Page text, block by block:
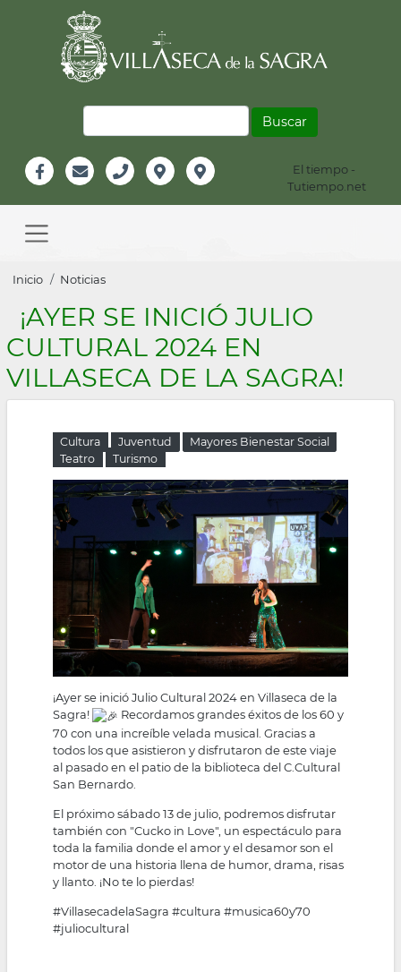
Información
Header
El tiempo -
Tutiempo.net
navigation
Sobrescribir
enlaces
de
ayuda
a
navegación
Inicio Noticias
¡AYER SE INICIÓ JULIO
CULTURAL 2024 EN
VILLASECA DE LA SAGRA!
Cultura Juventud
Mayores Bienestar Social
Teatro
Turismo
¡Ayer se inició Julio Cultural 2024 en Villaseca de la
Sagra!
Recordamos grandes éxitos de los 60 y
70 con una increíble velada musical. Gracias a
todos los que asistieron y disfrutaron de este viaje
al pasado en el patio de la biblioteca del C.Cultural
San Bernardo.
El próximo sábado 13 de julio, podremos disfrutar
también con "Cucko in Love", un espectáculo para
toda la familia donde el amor y el desamor son el
motor de una historia llena de humor, drama, risas
y llanto. ¡No te lo pierdas!
#VillasecadelaSagra #cultura #musica60y70
#juliocultural